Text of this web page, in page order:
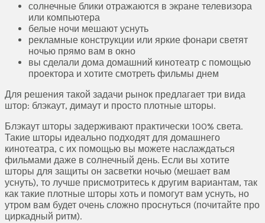
солнечные блики отражаются в экране телевизора
или компьютера
белые ночи мешают уснуть
рекламные конструкции или яркие фонари светят
ночью прямо вам в окно
вы сделали дома домашний кинотеатр с помощью
проектора и хотите смотреть фильмы днем
Для решения такой задачи рынок предлагает три вида
штор: блэкаут, димаут и просто плотные шторы.
Блэкаут шторы задерживают практически 100% света.
Такие шторы идеально подходят для домашнего
кинотеатра, с их помощью вы можете наслаждаться
фильмами даже в солнечный день. Если вы хотите
шторы для защиты он засветки ночью (мешает вам
уснуть), то лучше присмотритесь к другим вариантам, так
как такие плотные шторы хоть и помогут вам уснуть, но
утром вам будет очень сложно проснуться (почитайте про
циркадный ритм).